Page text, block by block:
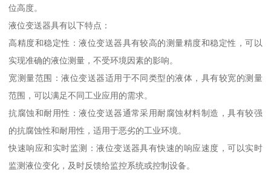
位高度。
液位变送器具有以下特点：
高精度和稳定性：液位变送器具有较高的测量精度和稳定性，可以
实现准确的液位测量，不受环境因素的影响。
宽测量范围：液位变送器适用于不同类型的液体，具有较宽的测量
范围，可以满足不同工业应用的需求。
抗腐蚀和耐用性：液位变送器通常采用耐腐蚀材料制造，具有较强
的抗腐蚀性和耐用性，适用于恶劣的工业环境。
快速响应和实时监测：液位变送器具有快速的响应速度，可以实时
监测液位变化，及时反馈给监控系统或控制设备。